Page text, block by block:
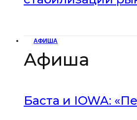
АФИША
Афиша
Баста и IOWA: